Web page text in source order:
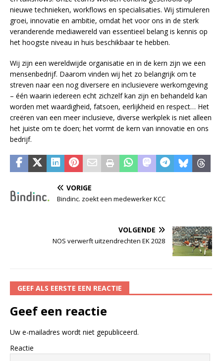
nieuwe technieken, workflows en specialisaties. Wij stimuleren
groei, innovatie en ambitie, omdat het voor ons in de sterk
veranderende mediawereld van essentieel belang is kennis op
het hoogste niveau in huis beschikbaar te hebben.
Wij zijn een wereldwijde organisatie en in de kern zijn we een
mensenbedrijf. Daarom vinden wij het zo belangrijk om te
streven naar een nog diversere en inclusievere werkomgeving
– één waarin iedereen echt zichzelf kan zijn en behandeld kan
worden met waardigheid, fatsoen, eerlijkheid en respect… Het
creëren van een meer inclusieve, diverse werkplek is niet alleen
het juiste om te doen; het vormt de kern van innovatie en ons
bedrijf.
VORIGE
Bindinc. zoekt een medewerker KCC
VOLGENDE
NOS verwerft uitzendrechten EK 2028
GEEF ALS EERSTE EEN REACTIE
Geef een reactie
Uw e-mailadres wordt niet gepubliceerd.
Reactie